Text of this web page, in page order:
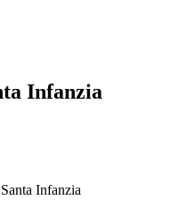
Infanzia
Infanzia